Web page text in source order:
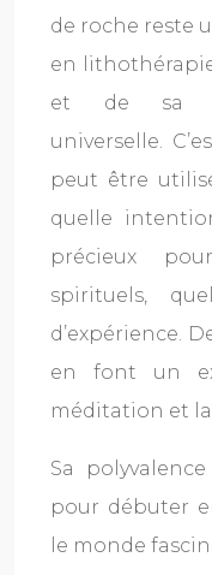
de roche reste
en
et de sa
universelle.
peut être
quelle
précieux
spirituels,
d’expérience.
en font un
méditation et
Sa
pour débuter
le monde